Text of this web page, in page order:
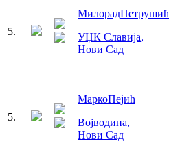
5.
МилорадПетрушић
УЏК Славија,
Нови Сад
5.
МаркоПејић
Војводина,
Нови Сад